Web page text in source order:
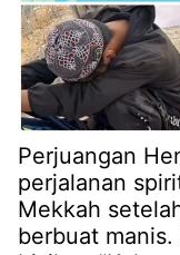
Perjuangan
perjalanan
Mekkah
berbuat